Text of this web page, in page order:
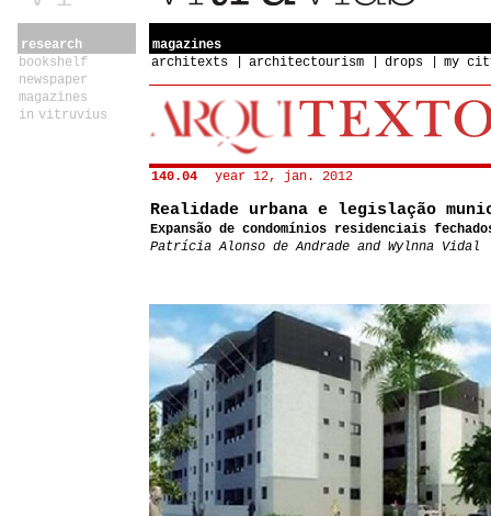
research
bookshelf
newspaper
magazines
in vitruvius
magazines
architexts
architectourism drops my
140.04 year 12, jan. 2012
Realidade urbana e legislação
Expansão de condomínios residenciais
Patrícia Alonso de Andrade and Wylnna Vidal